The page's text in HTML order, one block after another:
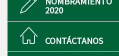
2020
CONTÁCTANOS